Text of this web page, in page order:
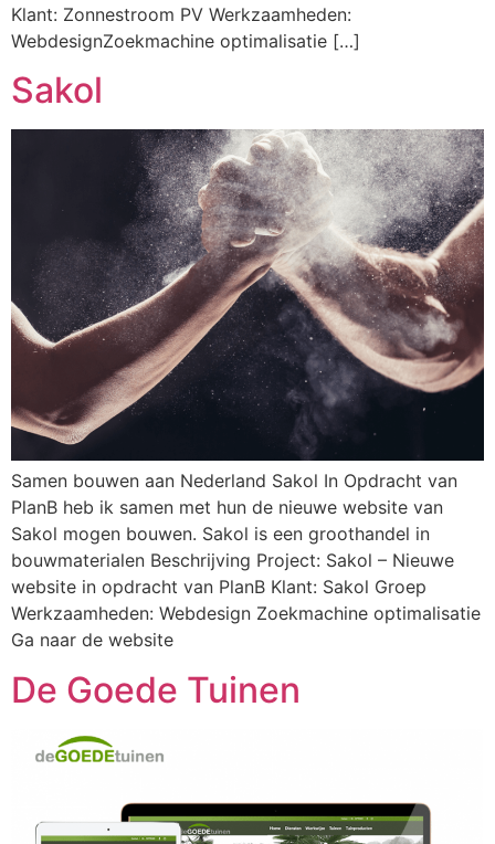
Klant: Zonnestroom PV Werkzaamheden:
WebdesignZoekmachine optimalisatie […]
Sakol
Samen bouwen aan Nederland Sakol In Opdracht van
PlanB heb ik samen met hun de nieuwe website van
Sakol mogen bouwen. Sakol is een groothandel in
bouwmaterialen Beschrijving Project: Sakol – Nieuwe
website in opdracht van PlanB Klant: Sakol Groep
Werkzaamheden: Webdesign Zoekmachine optimalisatie
Ga naar de website
De Goede Tuinen